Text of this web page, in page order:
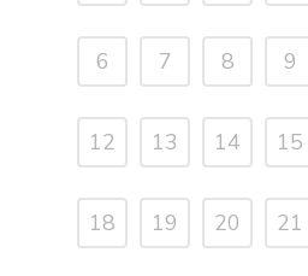
6 7 8 9
12 13 14 15
18 19 20 21